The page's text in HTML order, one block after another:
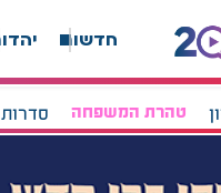
חדשות
טהרת המשפחה